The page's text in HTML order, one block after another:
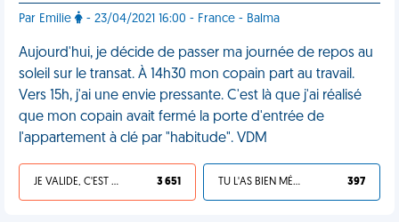
Par Emilie - 23/04/2021 16:00 - France - Balma
Aujourd'hui, je décide de passer ma journée de repos au
soleil sur le transat. À 14h30 mon copain part au travail.
Vers 15h, j'ai une envie pressante. C'est là que j'ai réalisé
que mon copain avait fermé la porte d'entrée de
l'appartement à clé par "habitude". VDM
JE VALIDE, C'EST UNE VDM 3 651 TU L'AS BIEN MÉRITÉ 397